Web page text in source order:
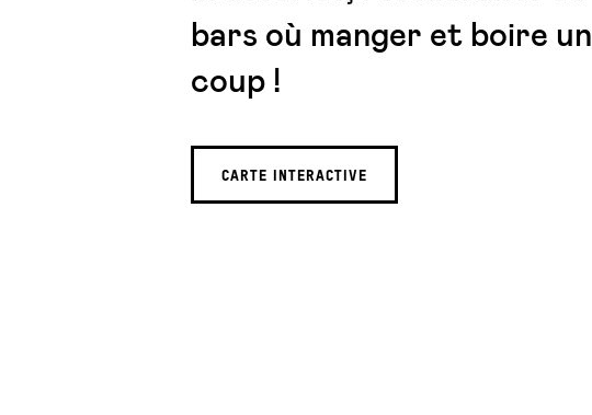
bars où manger et boire un
coup !
CARTE INTERACTIVE